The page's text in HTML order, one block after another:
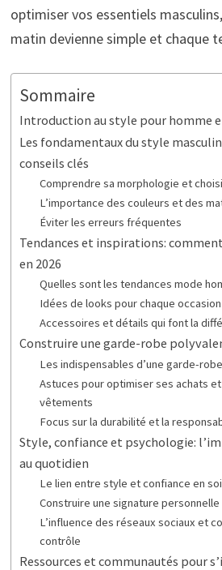
optimiser vos essentiels
matin devienne simple et chaque
Sommaire
Introduction au style pour homme
Les fondamentaux du style
conseils clés
Comprendre sa morphologie et
L’importance des couleurs et des
Éviter les erreurs fréquentes
Tendances et inspirations:
en 2026
Quelles sont les tendances mode
Idées de looks pour chaque occasion
Accessoires et détails qui font la
Construire une garde-robe
Les indispensables d’une garde-
Astuces pour optimiser ses achats
vêtements
Focus sur la durabilité et la
Style, confiance et psychologie:
au quotidien
Le lien entre style et confiance en soi
Construire une signature
L’influence des réseaux sociaux et
contrôle
Ressources et communautés pour